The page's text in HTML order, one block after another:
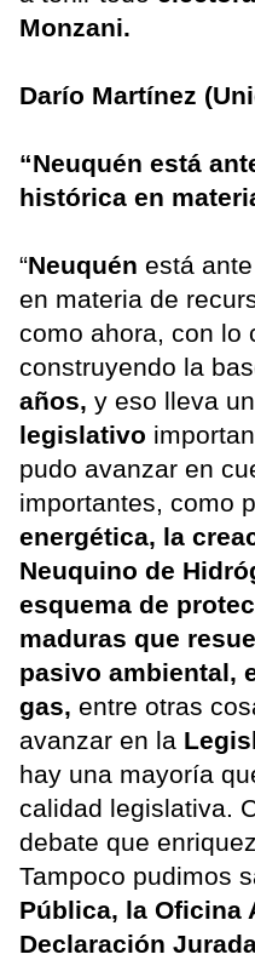
Monzani.
Darío Martínez
“Neuquén está
histórica en
“Neuquén está
en materia de
como ahora, con lo
construyendo la
años, y eso lleva un
legislativo
pudo avanzar en
importantes, como
energética, la
Neuquino de
esquema de
maduras que
pasivo ambiental,
gas, entre otras
avanzar en la
hay una mayoría
calidad legislativa.
debate que
Tampoco pudimos
Pública, la Oficina
Declaración